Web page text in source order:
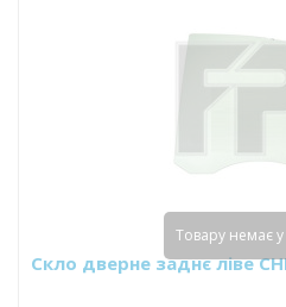
Скло дверне заднє ліве
Товару немає у